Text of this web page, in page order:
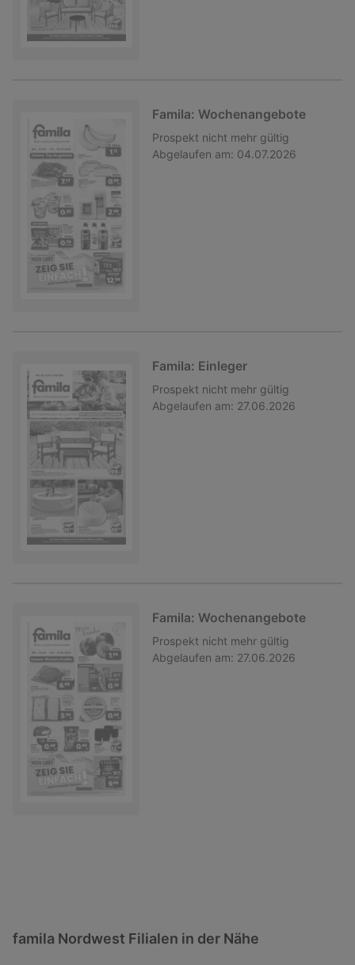
Famila: Wochenangebote
Prospekt nicht mehr gültig
Abgelaufen am: 04.07.2026
Famila: Einleger
Prospekt nicht mehr gültig
Abgelaufen am: 27.06.2026
Famila: Wochenangebote
Prospekt nicht mehr gültig
Abgelaufen am: 27.06.2026
famila Nordwest Filialen in der Nähe